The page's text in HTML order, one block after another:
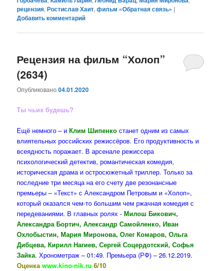
рецензия,Ростислав Хаит,фильм «Обратная связь» |
Добавить комментарий
Рецензия на фильм “Холоп”
(2634)
Опубликовано04.01.2020
Ты чьих будешь?
Ещё немного – иКлим Шипенко станет одним из самых
влиятельных российских режиссёров. Его продуктивность и
всеядность поражает. В арсенале режиссера
психологический детектив, романтическая комедия,
историческая драма и остросюжетный триллер. Только за
последние три месяца на его счету две резонансные
премьеры – «Текст» с Александром Петровым и «Холоп»,
который оказался чем-то большим чем ржачная комедия с
передеваниями. В главных ролях -Милош Бикович,
Александра Бортич, Александр Самойленко, Иван
Охлобыстин, Мария Миронова, Олег Комаров, Ольга
Дибцева, Кирилл Нагиев, Сергей Соцердотский, Софья
Зайка. Хронометраж – 01:49. Премьера (РФ) – 26.12.2019.
Оценкаwww.kino-nik.ru 6/10